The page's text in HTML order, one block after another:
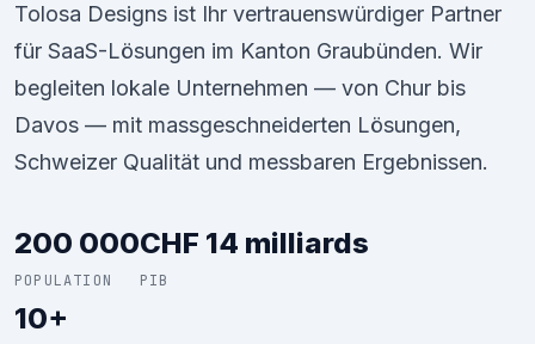
Tolosa Designs ist Ihr vertrauenswürdiger Partner
für SaaS-Lösungen im Kanton Graubünden. Wir
begleiten lokale Unternehmen — von Chur bis
Davos — mit massgeschneiderten Lösungen,
Schweizer Qualität und messbaren Ergebnissen.
200 000
POPULATION
CHF 14 milliards
PIB
10+